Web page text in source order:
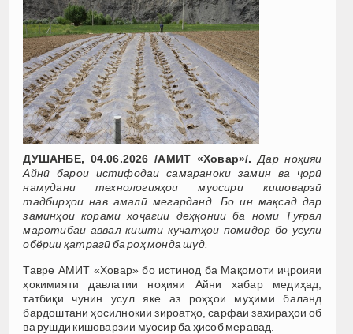
ДУШАНБЕ, 04.06.2026 /АМИТ «Ховар»/. Дар ноҳияи
Айнӣ барои истифодаи самараноки замин ва ҷорӣ
намудани технологияҳои муосири кишоварзӣ
тадбирҳои нав амалӣ мегарданд. Бо ин мақсад дар
заминҳои корами хоҷагии деҳқонии ба номи Туғрал
маротибаи аввал кишти кӯчатҳои помидор бо усули
обёрии қатрагӣ ба роҳ монда шуд.
Тавре АМИТ «Ховар» бо истинод ба Мақомоти иҷроияи
ҳокимияти давлатии ноҳияи Айни хабар медиҳад,
татбиқи чунин усул яке аз роҳҳои муҳими баланд
бардоштани ҳосилнокии зироатҳо, сарфаи захираҳои об
ва рушди кишоварзии муосир ба ҳисоб меравад.